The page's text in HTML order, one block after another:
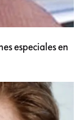
especiales en